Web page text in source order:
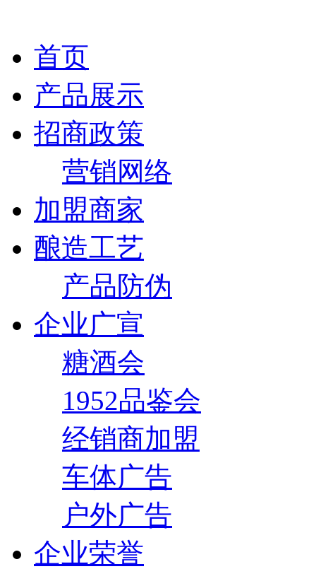
首页
产品展示
招商政策
营销网络
加盟商家
酿造工艺
产品防伪
企业广宣
糖酒会
1952品鉴会
经销商加盟
车体广告
户外广告
企业荣誉